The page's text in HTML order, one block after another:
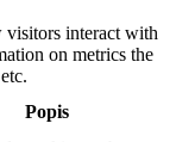
visitors interact with
on metrics the
Popis